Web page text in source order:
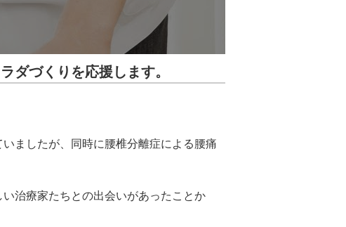
ダづくりを応援します。
ましたが、同時に腰椎分離症による腰痛
治療家たちとの出会いがあったことか